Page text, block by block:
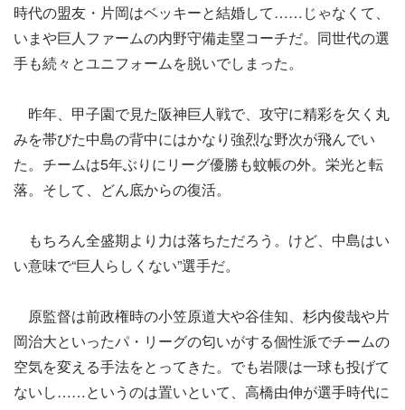
時代の盟友・片岡はベッキーと結婚して……じゃなくて、
いまや巨人ファームの内野守備走塁コーチだ。同世代の選
手も続々とユニフォームを脱いでしまった。
昨年、甲子園で見た阪神巨人戦で、攻守に精彩を欠く丸
みを帯びた中島の背中にはかなり強烈な野次が飛んでい
た。チームは5年ぶりにリーグ優勝も蚊帳の外。栄光と転
落。そして、どん底からの復活。
もちろん全盛期より力は落ちただろう。けど、中島はい
い意味で“巨人らしくない”選手だ。
原監督は前政権時の小笠原道大や谷佳知、杉内俊哉や片
岡治大といったパ・リーグの匂いがする個性派でチームの
空気を変える手法をとってきた。でも岩隈は一球も投げて
ないし……というのは置いといて、高橋由伸が選手時代に